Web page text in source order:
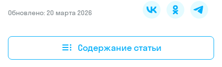
Обновлено: 20 марта 2026
Содержание статьи